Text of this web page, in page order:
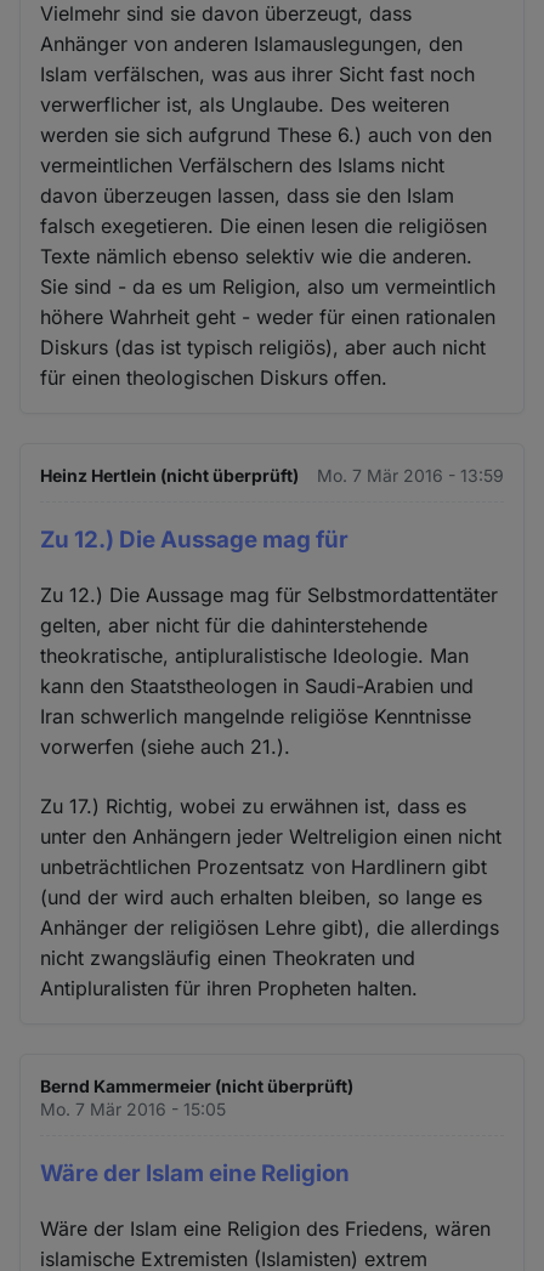
Vielmehr sind sie davon überzeugt, dass
Anhänger von anderen Islamauslegungen, den
Islam verfälschen, was aus ihrer Sicht fast noch
verwerflicher ist, als Unglaube. Des weiteren
werden sie sich aufgrund These 6.) auch von den
vermeintlichen Verfälschern des Islams nicht
davon überzeugen lassen, dass sie den Islam
falsch exegetieren. Die einen lesen die religiösen
Texte nämlich ebenso selektiv wie die anderen.
Sie sind - da es um Religion, also um vermeintlich
höhere Wahrheit geht - weder für einen rationalen
Diskurs (das ist typisch religiös), aber auch nicht
für einen theologischen Diskurs offen.
Heinz Hertlein (nicht überprüft) Mo. 7 Mär 2016 - 13:59
Zu 12.) Die Aussage mag für
Zu 12.) Die Aussage mag für Selbstmordattentäter
gelten, aber nicht für die dahinterstehende
theokratische, antipluralistische Ideologie. Man
kann den Staatstheologen in Saudi-Arabien und
Iran schwerlich mangelnde religiöse Kenntnisse
vorwerfen (siehe auch 21.).
Zu 17.) Richtig, wobei zu erwähnen ist, dass es
unter den Anhängern jeder Weltreligion einen nicht
unbeträchtlichen Prozentsatz von Hardlinern gibt
(und der wird auch erhalten bleiben, so lange es
Anhänger der religiösen Lehre gibt), die allerdings
nicht zwangsläufig einen Theokraten und
Antipluralisten für ihren Propheten halten.
Bernd Kammermeier (nicht überprüft)
Mo. 7 Mär 2016 - 15:05
Wäre der Islam eine Religion
Wäre der Islam eine Religion des Friedens, wären
islamische Extremisten (Islamisten) extrem